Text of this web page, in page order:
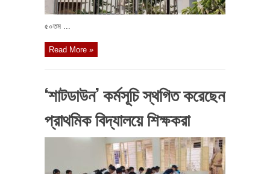
৫০তম ...
Read More »
‘শাটডাউন’ কর্মসূচি স্থগিত করেছেন
প্রাথমিক বিদ্যালয়ে শিক্ষকরা